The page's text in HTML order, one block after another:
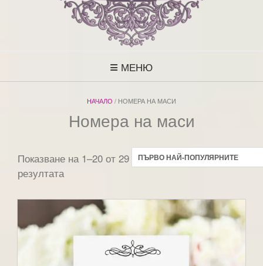
МЕНЮ
НАЧАЛО / НОМЕРА НА МАСИ
Номера на маси
Показване на 1–20 от 29
резултата